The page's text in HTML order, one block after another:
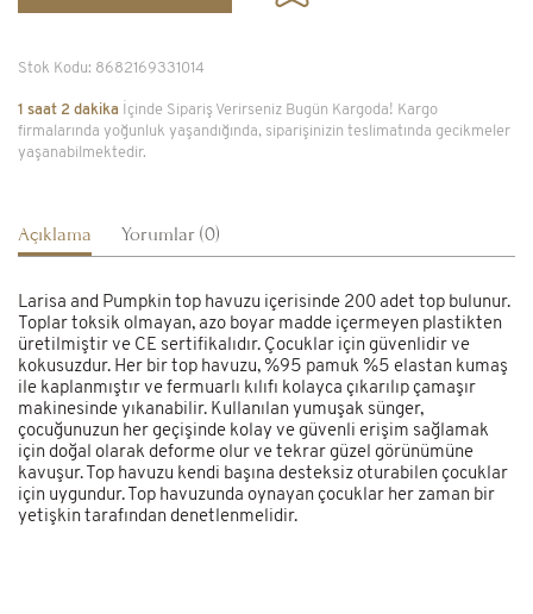
Stok Kodu: 8682169331014
1 saat 2 dakika İçinde Sipariş Verirseniz Bugün Kargoda! Kargo
firmalarında yoğunluk yaşandığında, siparişinizin teslimatında gecikmeler
yaşanabilmektedir.
Açıklama Yorumlar (0)
Larisa and Pumpkin top havuzu içerisinde 200 adet top bulunur.
Toplar toksik olmayan, azo boyar madde içermeyen plastikten
üretilmiştir ve CE sertifikalıdır. Çocuklar için güvenlidir ve
kokusuzdur. Her bir top havuzu, %95 pamuk %5 elastan kumaş
ile kaplanmıştır ve fermuarlı kılıfı kolayca çıkarılıp çamaşır
makinesinde yıkanabilir. Kullanılan yumuşak sünger,
çocuğunuzun her geçişinde kolay ve güvenli erişim sağlamak
için doğal olarak deforme olur ve tekrar güzel görünümüne
kavuşur. Top havuzu kendi başına desteksiz oturabilen çocuklar
için uygundur. Top havuzunda oynayan çocuklar her zaman bir
yetişkin tarafından denetlenmelidir.